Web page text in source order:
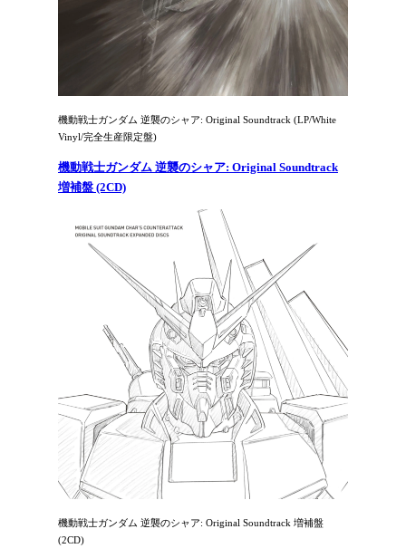
機動戦士ガンダム 逆襲のシャア: Original Soundtrack (LP/White
Vinyl/完全生産限定盤)
機動戦士ガンダム 逆襲のシャア: Original Soundtrack
増補盤 (2CD)
機動戦士ガンダム 逆襲のシャア: Original Soundtrack 増補盤
(2CD)